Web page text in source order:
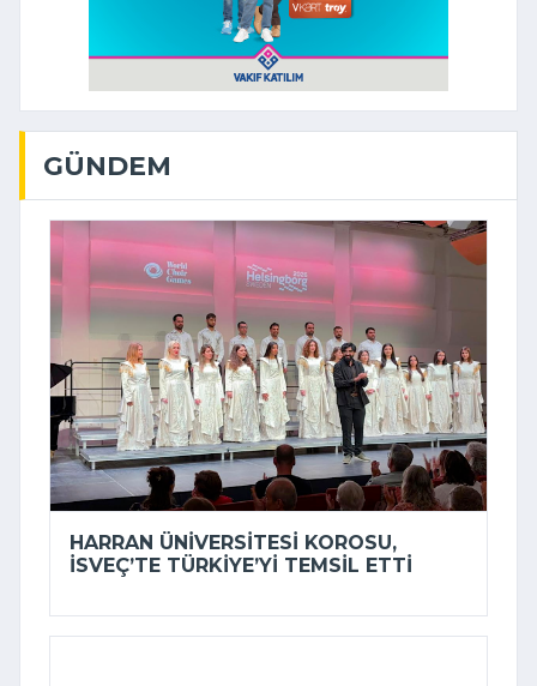
GÜNDEM
HARRAN ÜNIVERSITESI KOROSU,
İSVEÇ’TE TÜRKIYE’YI TEMSIL ETTI